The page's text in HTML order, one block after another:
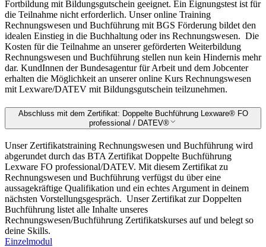
Fortbildung mit Bildungsgutschein geeignet. Ein Eignungstest ist für
die Teilnahme nicht erforderlich. Unser online Training
Rechnungswesen und Buchführung mit BGS Förderung bildet den
idealen Einstieg in die Buchhaltung oder ins Rechnungswesen. Die
Kosten für die Teilnahme an unserer geförderten Weiterbildung
Rechnungswesen und Buchführung stellen nun kein Hindernis mehr
dar. KundInnen der Bundesagentur für Arbeit und dem Jobcenter
erhalten die Möglichkeit an unserer online Kurs Rechnungswesen
mit Lexware/DATEV mit Bildungsgutschein teilzunehmen.
Abschluss mit dem Zertifikat: Doppelte Buchführung Lexware®️ FO
professional / DATEV®️
Unser Zertifikatstraining Rechnungswesen und Buchführung wird
abgerundet durch das BTA Zertifikat Doppelte Buchführung
Lexware FO professional/DATEV. Mit diesem Zertifikat zu
Rechnungswesen und Buchführung verfügst du über eine
aussagekräftige Qualifikation und ein echtes Argument in deinem
nächsten Vorstellungsgespräch. Unser Zertifikat zur Doppelten
Buchführung listet alle Inhalte unseres
Rechnungswesen/Buchführung Zertifikatskurses auf und belegt so
deine Skills.
Einzelmodul